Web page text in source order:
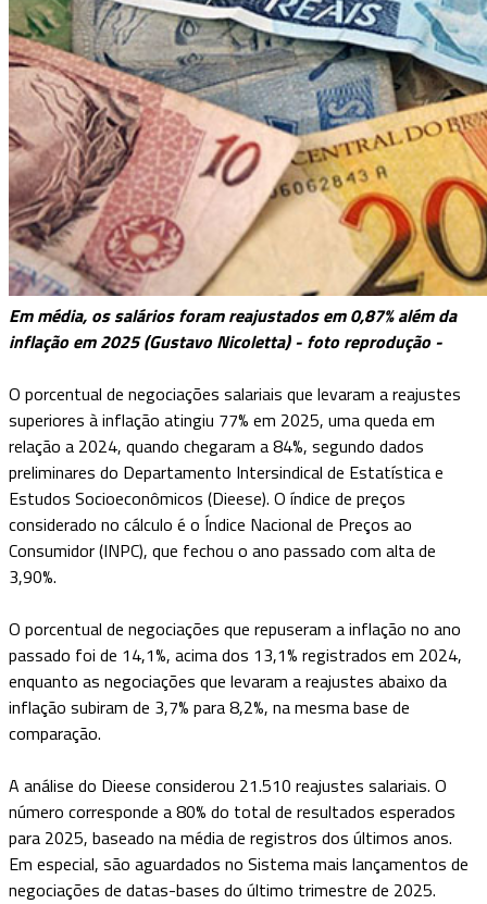
Em média, os salários foram reajustados em 0,87% além da
inflação em 2025 (Gustavo Nicoletta) - foto reprodução -
O porcentual de negociações salariais que levaram a reajustes
superiores à inflação atingiu 77% em 2025, uma queda em
relação a 2024, quando chegaram a 84%, segundo dados
preliminares do Departamento Intersindical de Estatística e
Estudos Socioeconômicos (Dieese). O índice de preços
considerado no cálculo é o Índice Nacional de Preços ao
Consumidor (INPC), que fechou o ano passado com alta de
3,90%.
O porcentual de negociações que repuseram a inflação no ano
passado foi de 14,1%, acima dos 13,1% registrados em 2024,
enquanto as negociações que levaram a reajustes abaixo da
inflação subiram de 3,7% para 8,2%, na mesma base de
comparação.
A análise do Dieese considerou 21.510 reajustes salariais. O
número corresponde a 80% do total de resultados esperados
para 2025, baseado na média de registros dos últimos anos.
Em especial, são aguardados no Sistema mais lançamentos de
negociações de datas-bases do último trimestre de 2025.